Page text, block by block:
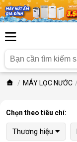
MÁY LỌC NƯỚC
Chọn theo tiêu chí:
Thương hiệu